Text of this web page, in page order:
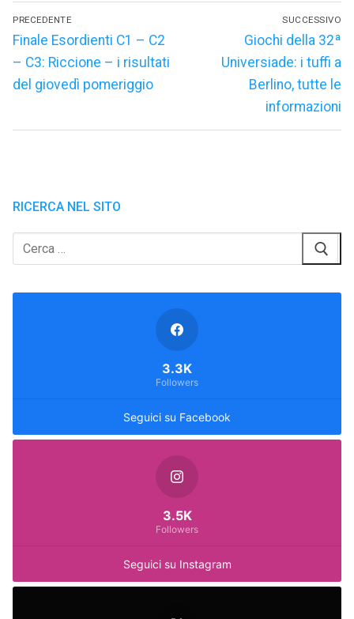
Navigazione
articoli
PRECEDENTE
Articolo
precedente:
Finale Esordienti C1 – C2
– C3: Riccione – i risultati
del giovedì pomeriggio
SUCCESSIVO
Articolo
successivo:
Giochi della 32ª
Universiade: i tuffi a
Berlino, tutte le
informazioni
RICERCA NEL SITO
Cerca:
Seguici su Facebook
3.3K
Followers
Seguici su Instagram
3.5K
Followers